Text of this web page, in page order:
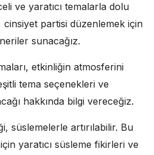
ve yaratıcı temalarla dolu
cinsiyet partisi düzenlemek için
sunacağız.
etkinliğin atmosferini
tema seçenekleri ve
hakkında bilgi vereceğiz.
süslemelerle artırılabilir. Bu
yaratıcı süsleme fikirleri ve